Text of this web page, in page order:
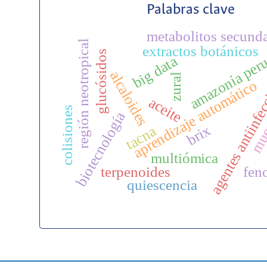
Palabras clave
aprendizaje automático
big data
multiómica
alcaloides
biotecnología
glucósidos
terpenoides agentes
extractos botánicos
metabolitos
zural amazonía
región neotropical aceite
brix
tacna
colisiones
quiescencia